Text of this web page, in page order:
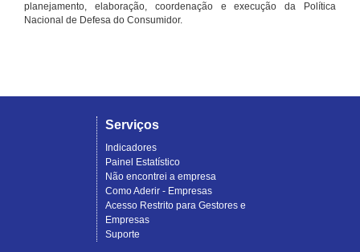
planejamento, elaboração, coordenação e execução da Política
Nacional de Defesa do Consumidor.
Serviços
Indicadores
Painel Estatístico
Não encontrei a empresa
Como Aderir - Empresas
Acesso Restrito para Gestores e
Empresas
Suporte